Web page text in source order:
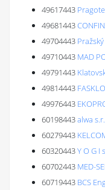
49617443
49681443
49704443
49710443 MAD
49791443
49814443
49976443
60198443alwa
60279443
60320443Y O G I
60702443 MED-
60719443 BCS